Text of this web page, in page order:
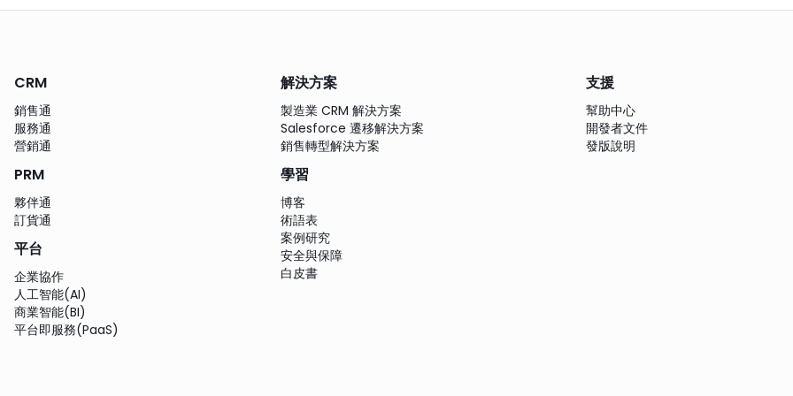
CRM
銷售通
服務通
營銷通
PRM
夥伴通
訂貨通
平台
企業協作
人工智能(AI)
商業智能(BI)
平台即服務(PaaS)
解決方案
製造業 CRM 解決方案
Salesforce 遷移解決方案
銷售轉型解決方案
學習
博客
術語表
案例研究
安全與保障
白皮書
支援
幫助中心
開發者文件
發版說明